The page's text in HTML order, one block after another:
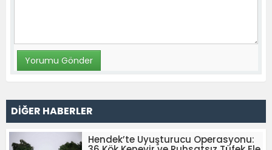
DİĞER HABERLER
Hendek’te Uyuşturucu Operasyonu: